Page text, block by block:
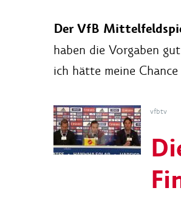
Der VfB
haben die Vorgaben
ich hätte meine
vfbtv